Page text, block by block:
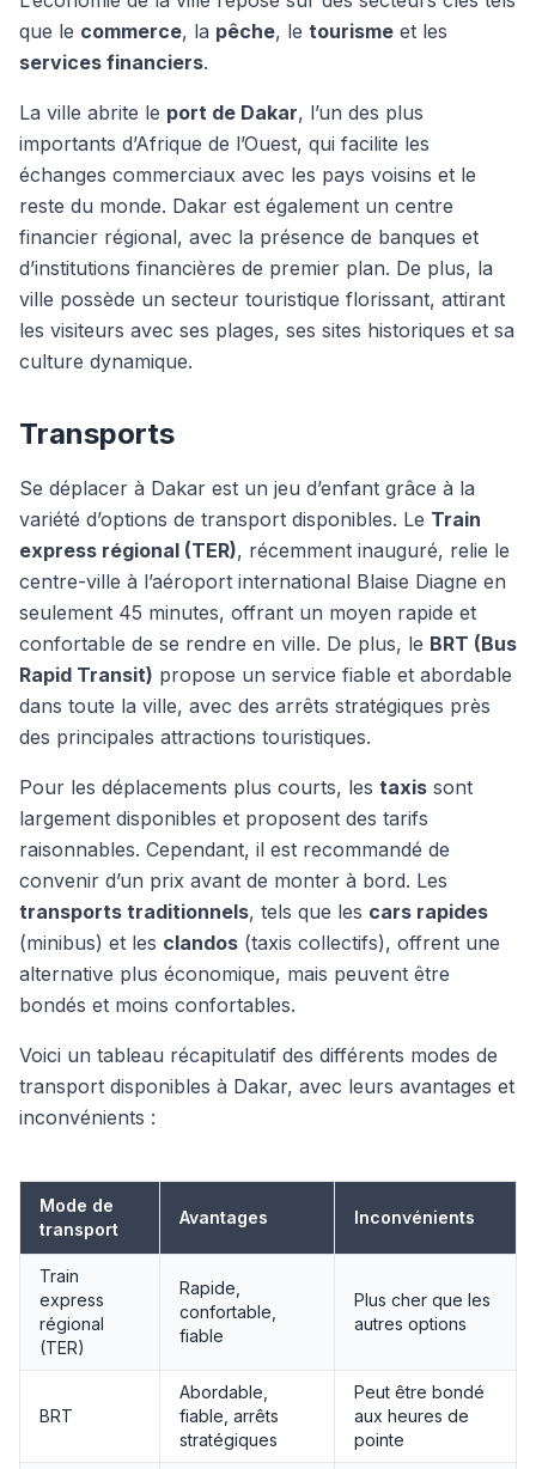
que le commerce, la pêche, le tourisme et les
services financiers.
La ville abrite le port de Dakar, l’un des plus
importants d’Afrique de l’Ouest, qui facilite les
échanges commerciaux avec les pays voisins et le
reste du monde. Dakar est également un centre
financier régional, avec la présence de banques et
d’institutions financières de premier plan. De plus, la
ville possède un secteur touristique florissant, attirant
les visiteurs avec ses plages, ses sites historiques et sa
culture dynamique.
Transports
Se déplacer à Dakar est un jeu d’enfant grâce à la
variété d’options de transport disponibles. Le Train
express régional (TER), récemment inauguré, relie le
centre-ville à l’aéroport international Blaise Diagne en
seulement 45 minutes, offrant un moyen rapide et
confortable de se rendre en ville. De plus, le BRT (Bus
Rapid Transit) propose un service fiable et abordable
dans toute la ville, avec des arrêts stratégiques près
des principales attractions touristiques.
Pour les déplacements plus courts, les taxis sont
largement disponibles et proposent des tarifs
raisonnables. Cependant, il est recommandé de
convenir d’un prix avant de monter à bord. Les
transports traditionnels, tels que les cars rapides
(minibus) et les clandos (taxis collectifs), offrent une
alternative plus économique, mais peuvent être
bondés et moins confortables.
Voici un tableau récapitulatif des différents modes de
transport disponibles à Dakar, avec leurs avantages et
inconvénients :
Mode de
transport
Avantages Inconvénients
Train
express
régional
(TER)
Rapide,
confortable,
fiable
Plus cher que les
autres options
BRT
Abordable,
fiable, arrêts
stratégiques
Peut être bondé
aux heures de
pointe